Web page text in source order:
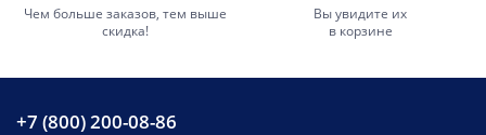
Чем больше заказов, тем выше
скидка!
Вы увидите их
в корзине
+7 (800) 200-08-86